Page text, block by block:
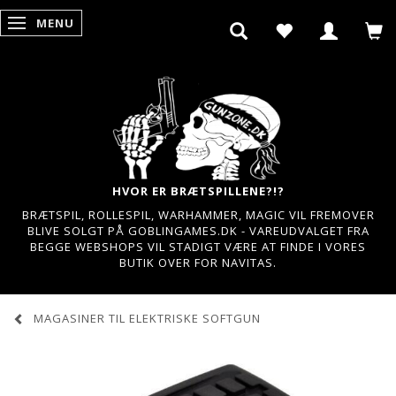
SKIFTE NAVIGATION
MENU
HVOR ER BRÆTSPILLENE?!?
BRÆTSPIL, ROLLESPIL, WARHAMMER, MAGIC VIL FREMOVER
BLIVE SOLGT PÅ GOBLINGAMES.DK - VAREUDVALGET FRA
BEGGE WEBSHOPS VIL STADIGT VÆRE AT FINDE I VORES
BUTIK OVER FOR NAVITAS.
MAGASINER TIL ELEKTRISKE SOFTGUN